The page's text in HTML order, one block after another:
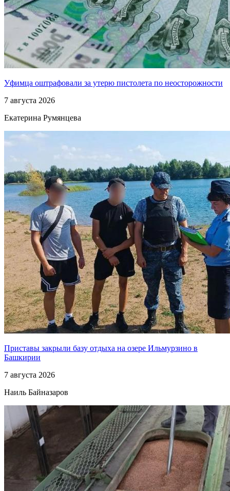
Уфимца оштрафовали за утерю пистолета по неосторожности
7 августа 2026
Екатерина Румянцева
Приставы закрыли базу отдыха на озере Ильмурзино в
Башкирии
7 августа 2026
Наиль Байназаров